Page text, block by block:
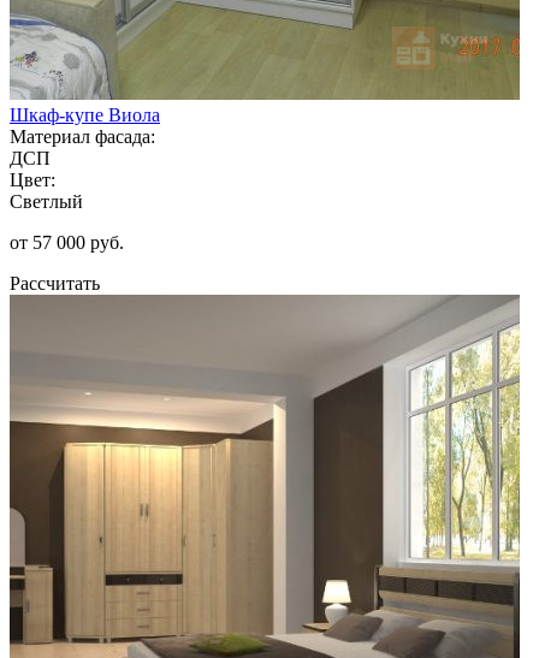
Шкаф-купе Виола
Материал фасада:
ДСП
Цвет:
Светлый
от 57 000 руб.
Рассчитать